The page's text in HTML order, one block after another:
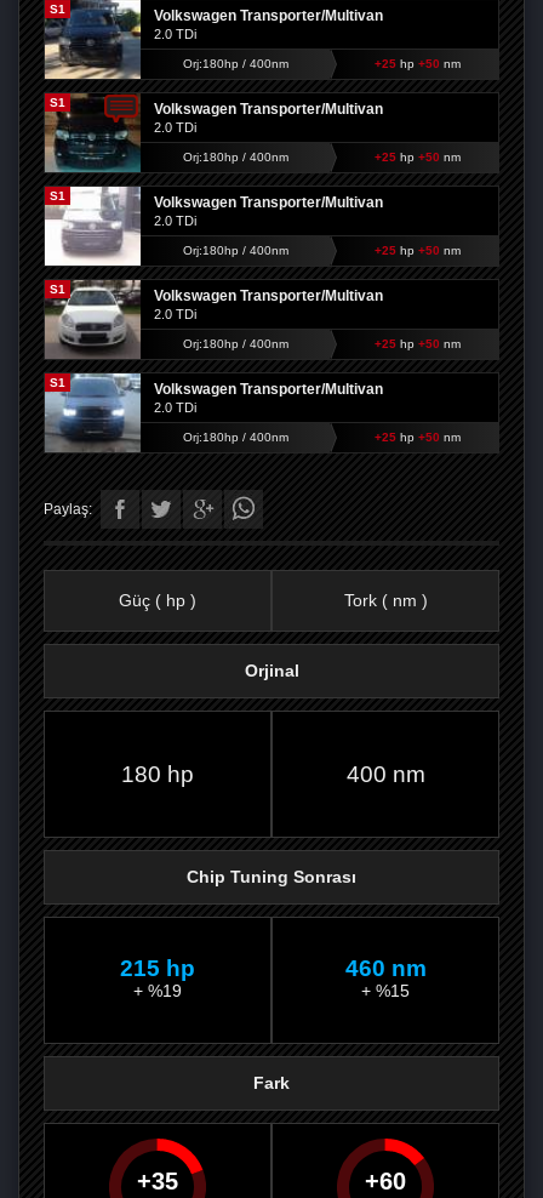
S1 Volkswagen Transporter/Multivan
2.0 TDi
Orj:180hp / 400nm +25hp +50 nm
S1 Volkswagen Transporter/Multivan
2.0 TDi
Orj:180hp / 400nm +25hp +50 nm
S1 Volkswagen Transporter/Multivan
2.0 TDi
Orj:180hp / 400nm +25hp +50 nm
S1 Volkswagen Transporter/Multivan
2.0 TDi
Orj:180hp / 400nm +25hp +50 nm
S1 Volkswagen Transporter/Multivan
2.0 TDi
Orj:180hp / 400nm +25hp +50 nm
Paylaş:
Güç ( hp ) Tork ( nm )
Orjinal
180 hp 400 nm
Chip Tuning Sonrası
215 hp
+ %19
460 nm
+ %15
Fark
35 60